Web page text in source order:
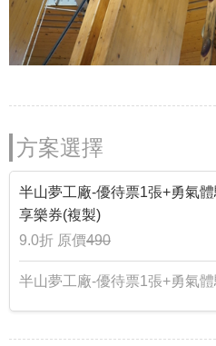
方案選擇
半山夢工廠-優待票1張+勇氣
享樂券(複製)
9.0折 原價490
半山夢工廠-優待票1張+勇氣